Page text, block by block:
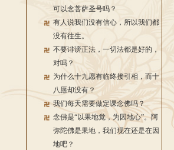
可以念菩萨圣号吗？
有人说我们没有信心，所以我们都
没有往生。
不要诽谤正法，一切法都是好的，
对吗？
为什么十九愿有临终接引相，而十
八愿却没有？
我们每天需要做定课念佛吗？
念佛是“以果地觉，为因地心”。阿
弥陀佛是果地，我们现在还是在因
地吧？